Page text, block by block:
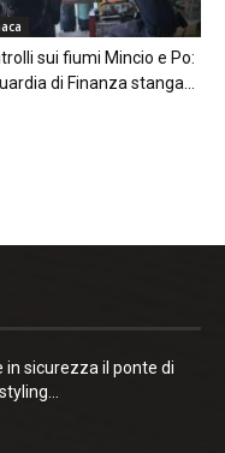
sui fiumi Mincio e Po:
di Finanza stanga...
in sicurezza il ponte di